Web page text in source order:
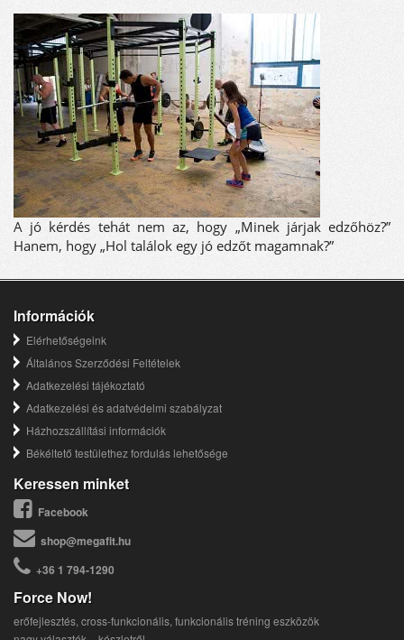
A jó kérdés tehát nem az, hogy „Minek járjak edzőhöz?”
Hanem, hogy „Hol találok egy jó edzőt magamnak?”
Információk
Elérhetőségeink
Általános Szerződési Feltételek
Adatkezelési tájékoztató
Adatkezelési és adatvédelmi szabályzat
Házhozszállítási információk
Békéltető testülethez fordulás lehetősége
Keressen minket
Facebook
shop@megafit.hu
+36 1 794-1290
Force Now!
erőfejlesztés, cross-funkcionális, funkcionális tréning eszközök